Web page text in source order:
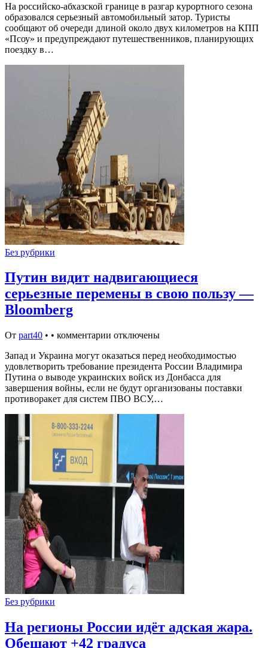
На российско-абхазской границе в разгар курортного сезона
образовался серьезный автомобильный затор. Туристы
сообщают об очереди длиной около двух километров на КПП
«Псоу» и предупреждают путешественников, планирующих
поездку в…
Без рубрики
Путин видит надвигающиеся
серьезные перемены в свою пользу —
Bloomberg
От part40 • • комментарии отключены
Запад и Украина могут оказаться перед необходимостью
удовлетворить требование президента России Владимира
Путина о выводе украинских войск из Донбасса для
завершения войны, если не будут организованы поставки
противоракет для систем ПВО ВСУ,…
Без рубрики
На регионы России идёт адская жара.
Обещают +42 градуса